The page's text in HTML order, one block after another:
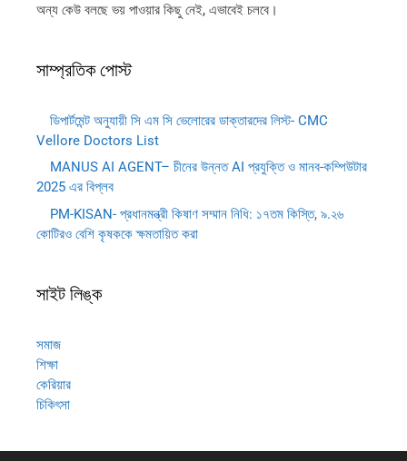
অন্য কেউ বলছে ভয় পাওয়ার কিছু নেই, এভাবেই চলবে।
সাম্প্রতিক পোস্ট
ডিপার্টমেন্ট অনুযায়ী সি এম সি ভেলোরের ডাক্তারদের লিস্ট- CMC
Vellore Doctors List
MANUS AI AGENT– চীনের উন্নত AI প্রযুক্তি ও মানব-কম্পিউটার
2025 এর বিপ্লব
PM-KISAN- প্রধানমন্ত্রী কিষাণ সম্মান নিধি: ১৭তম কিস্তি, ৯.২৬
কোটিরও বেশি কৃষককে ক্ষমতায়িত করা
সাইট লিঙ্ক
সমাজ
শিক্ষা
কেরিয়ার
চিকিৎসা